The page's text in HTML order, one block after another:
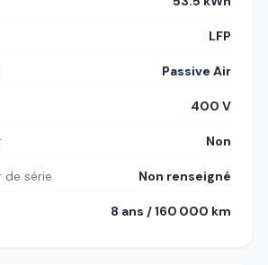
LFP
Passive Air
400 V
Non
de série Non renseigné
8 ans / 160 000 km